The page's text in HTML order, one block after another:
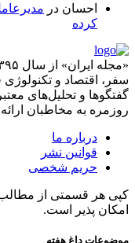
احسان در
کرده
سفر، اقتصاد و تکنولوژی
گفتگوها و تحلیل‌های
روزمره به مخاطبان
درباره ما
قوانین نشر
حریم شخصی
کپی هر قسمتی از مطالب
امکان پذیر است.
موضوعات داغ هفته